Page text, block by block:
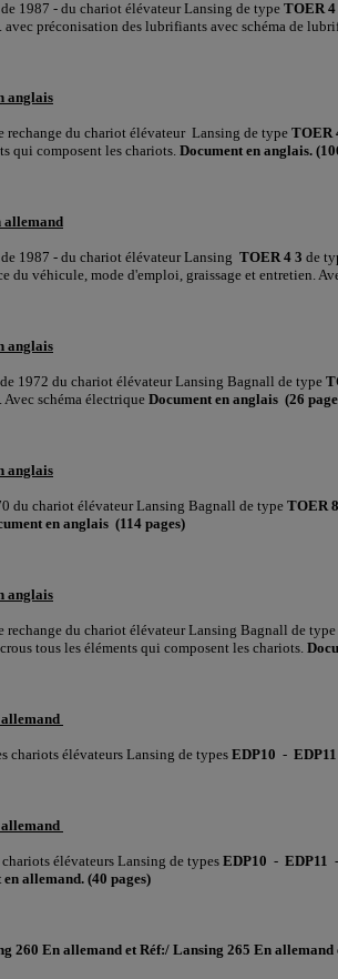
1987 - du chariot élévateur Lansing de type TOER
avec préconisation des lubrifiants avec schéma de
anglais
rechange du chariot élévateur Lansing de type TOER
qui composent les chariots. Document en anglais.
allemand
1987 - du chariot élévateur Lansing TOER 4 3 de
du véhicule, mode d'emploi, graissage et entretien.
anglais
1972 du chariot élévateur Lansing Bagnall de type
schéma électrique Document en anglais (26
anglais
du chariot élévateur Lansing Bagnall de type TOER
en anglais (114 pages)
anglais
rechange du chariot élévateur Lansing Bagnall de type
tous les éléments qui composent les chariots. D
chariots élévateurs Lansing de types EDP10 -
élévateurs Lansing de types EDP10 - EDP11
allemand. (40 pages)
260 En allemand etRéf:/ Lansing 265 En allemand